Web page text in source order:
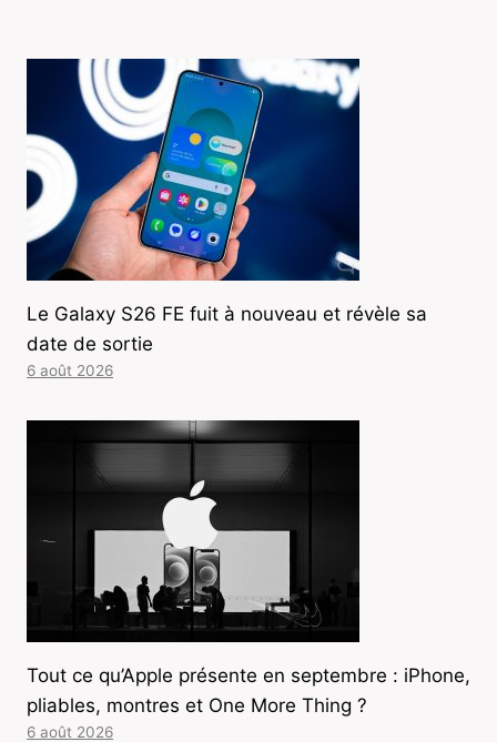
Le Galaxy S26 FE fuit à nouveau et révèle sa
date de sortie
6 août 2026
Tout ce qu’Apple présente en septembre : iPhone,
pliables, montres et One More Thing ?
6 août 2026